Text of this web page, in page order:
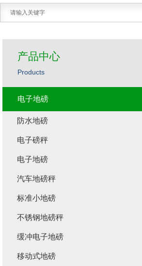
产品中心
Products
电子地磅
防水地磅
电子磅秤
电子地磅
汽车地磅秤
标准小地磅
不锈钢地磅秤
缓冲电子地磅
移动式地磅